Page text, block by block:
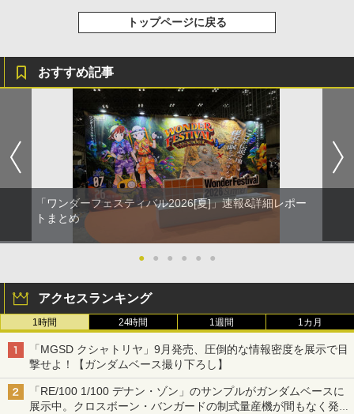
トップページに戻る
おすすめ記事
「ワンダーフェスティバル2026[夏]」速報&詳細レポー
トまとめ
● ● ● ● ● ●
アクセスランキング
1時間 24時間 1週間 1カ月
「MGSD クシャトリヤ」9月発売、圧倒的な情報密度を展示で目
撃せよ！【ガンダムベース撮り下ろし】
「RE/100 1/100 デナン・ゾン」のサンプルがガンダムベースに
展示中。クロスボーン・バンガードの制式量産機が間もなく発送